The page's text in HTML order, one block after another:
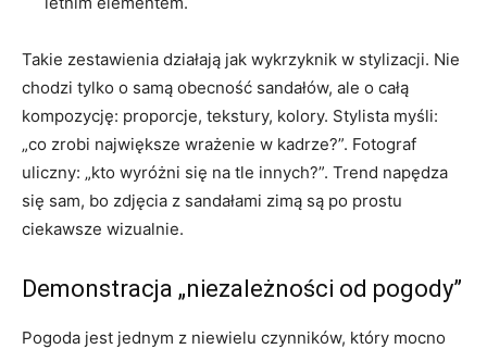
Takie zestawienia działają jak wykrzyknik w stylizacji. Nie
chodzi tylko o samą obecność sandałów, ale o całą
kompozycję: proporcje, tekstury, kolory. Stylista myśli:
„co zrobi największe wrażenie w kadrze?”. Fotograf
uliczny: „kto wyróżni się na tle innych?”. Trend napędza
się sam, bo zdjęcia z sandałami zimą są po prostu
ciekawsze wizualnie.
Demonstracja „niezależności od pogody”
Pogoda jest jednym z niewielu czynników, który mocno